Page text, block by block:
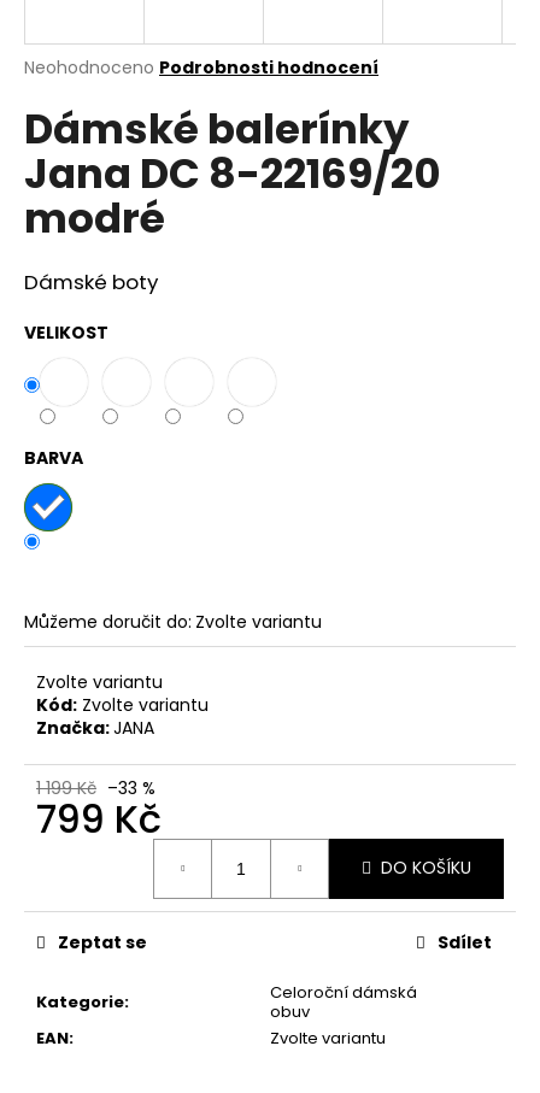
Průměrné
produktu
je
0,0
z
5
hvězdiček.
Neohodnoceno Podrobnosti hodnocení
Dámské balerínky
Jana DC 8-22169/20
modré
Dámské boty
VELIKOST
BARVA
Můžeme doručit do: Zvolte variantu
Zvolte variantu
Kód: Zvolte variantu
Značka:JANA
1 199 Kč –33 %
799 Kč
DO KOŠÍKU
Kategorie:
Celoroční dámská
obuv
EAN: Zvolte variantu
Zeptat se Sdílet
j
t
?
D
o
r
u
č
e
m
e
NAZOUVÁK
JEDNOPÁSKOVÝ
215201
699